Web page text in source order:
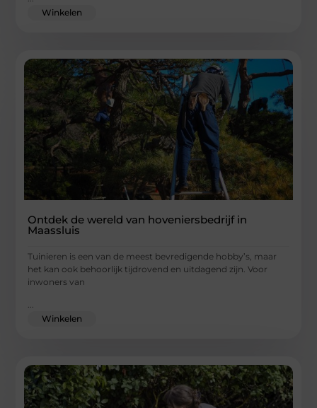
Winkelen
Ontdek de wereld van hoveniersbedrijf in
Maassluis
Tuinieren is een van de meest bevredigende hobby’s, maar
het kan ook behoorlijk tijdrovend en uitdagend zijn. Voor
inwoners van
...
Winkelen